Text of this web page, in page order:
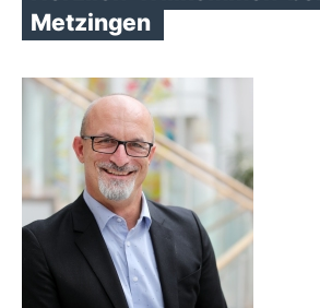
Metzingen